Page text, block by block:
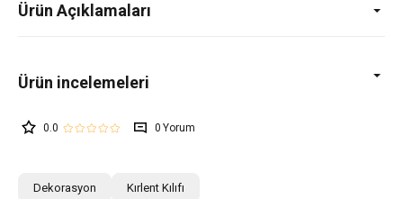
Ürün Açıklamaları
0.0 0
Dekorasyon Kırlent Kılıfı